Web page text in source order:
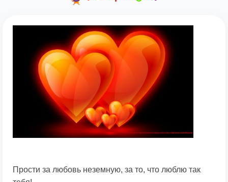
Прости за любовь неземную, за то, что люблю так